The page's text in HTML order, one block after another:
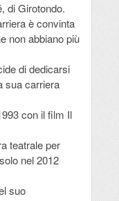
di Girotondo.
è convinta
non abbiano più
di dedicarsi
sua carriera
con il film Il
teatrale per
nel 2012
suo